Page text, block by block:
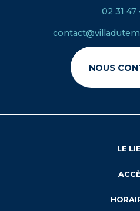
02 31 47
NOUS
LE